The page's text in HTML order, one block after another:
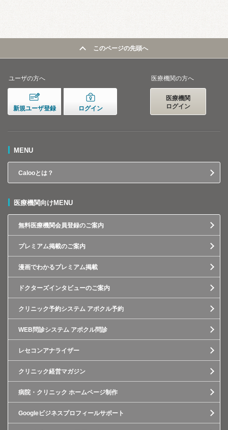
このページの先頭へ
ユーザの方へ
新規ユーザ登録 ログイン
医療機関の方へ
医療機関
ログイン
MENU
Calooとは？
医療機関向けMENU
無料医療機関会員登録のご案内
プレミアム掲載のご案内
漫画でわかるプレミアム掲載
ドクターズインタビューのご案内
クリニック予約システム アポクル予約
WEB問診システム アポクル問診
レセコンアナライザー
クリニック経営マガジン
病院・クリニック ホームページ制作
Googleビジネスプロフィールサポート